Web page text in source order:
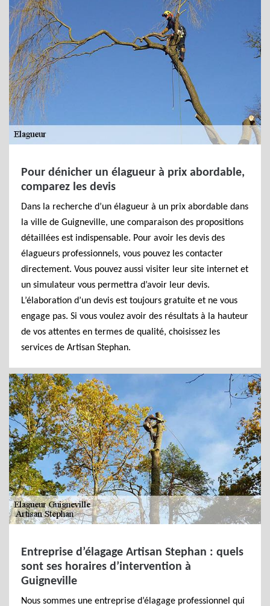
Pour dénicher un élagueur à prix abordable,
comparez les devis
Dans la recherche d’un élagueur à un prix abordable dans
la ville de Guigneville, une comparaison des propositions
détaillées est indispensable. Pour avoir les devis des
élagueurs professionnels, vous pouvez les contacter
directement. Vous pouvez aussi visiter leur site internet et
un simulateur vous permettra d’avoir leur devis.
L’élaboration d’un devis est toujours gratuite et ne vous
engage pas. Si vous voulez avoir des résultats à la hauteur
de vos attentes en termes de qualité, choisissez les
services de Artisan Stephan.
Entreprise d’élagage Artisan Stephan : quels
sont ses horaires d’intervention à
Guigneville
Nous sommes une entreprise d’élagage professionnel qui